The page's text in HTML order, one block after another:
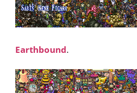
Earthbound.